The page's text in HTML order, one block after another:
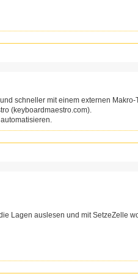
schneller mit einem externen Makro-
(keyboardmaestro.com).
Lagen auslesen und mit SetzeZelle